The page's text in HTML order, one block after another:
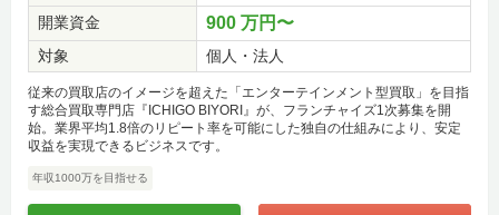
開業資金
900 万円〜
対象 個人・法人
従来の買取店のイメージを超えた「エンターテインメント型買取」を目指
す総合買取専門店『ICHIGO BIYORI』が、フランチャイズ1次募集を開
始。業界平均1.8倍のリピート率を可能にした独自の仕組みにより、安定
収益を実現できるビジネスです。
年収1000万を目指せる